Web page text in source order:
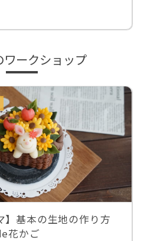
ワークショップ
】基本の生地の作り方
花かご